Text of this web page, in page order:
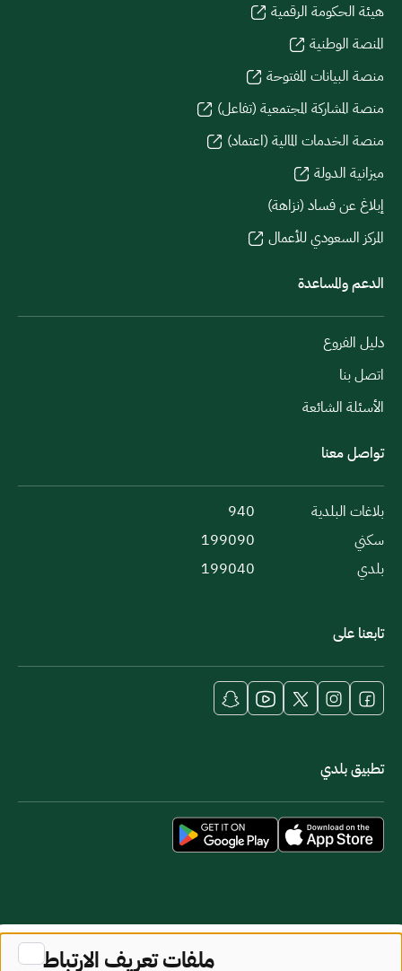
هيئة الحكومة الرقمية
المنصة الوطنية
منصة البيانات المفتوحة
منصة المشاركة المجتمعية (تفاعل)
منصة الخدمات المالية (اعتماد)
ميزانية الدولة
إبلاغ عن فساد (نزاهة)
المركز السعودي للأعمال
الدعم والمساعدة
دليل الفروع
اتصل بنا
الأسئلة الشائعة
تواصل معنا
بلاغات البلدية
940
سكني
199090
بلدي
199040
تابعنا على
تطبيق بلدي
خريطة الموقعشروط الاستخدام
ملفات تعريف الارتباط